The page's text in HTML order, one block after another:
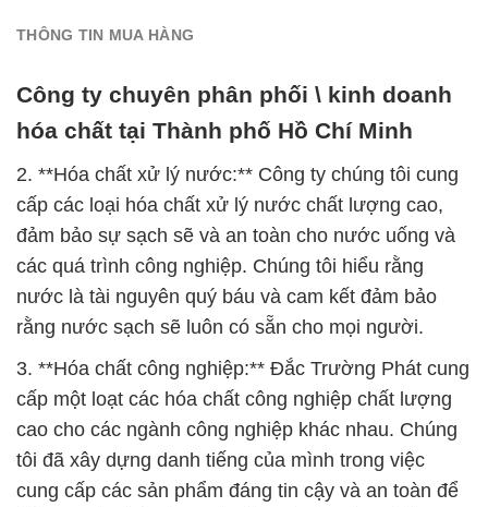
THÔNG TIN MUA HÀNG
Công ty chuyên phân phối \ kinh doanh
hóa chất tại Thành phố Hồ Chí Minh
2. **Hóa chất xử lý nước:** Công ty chúng tôi cung
cấp các loại hóa chất xử lý nước chất lượng cao,
đảm bảo sự sạch sẽ và an toàn cho nước uống và
các quá trình công nghiệp. Chúng tôi hiểu rằng
nước là tài nguyên quý báu và cam kết đảm bảo
rằng nước sạch sẽ luôn có sẵn cho mọi người.
3. **Hóa chất công nghiệp:** Đắc Trường Phát cung
cấp một loạt các hóa chất công nghiệp chất lượng
cao cho các ngành công nghiệp khác nhau. Chúng
tôi đã xây dựng danh tiếng của mình trong việc
cung cấp các sản phẩm đáng tin cậy và an toàn để